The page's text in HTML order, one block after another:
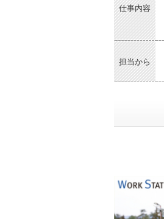
仕事内容
担当から